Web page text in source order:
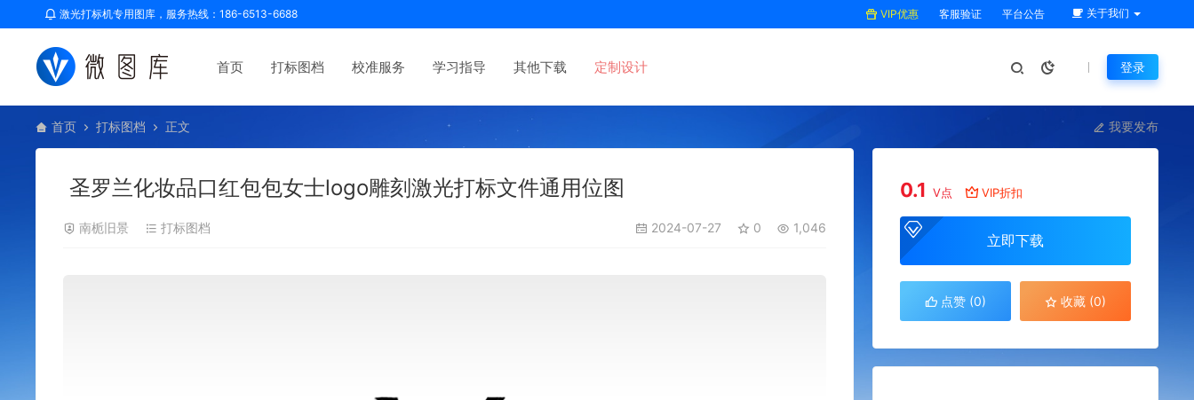
激光打标机专用图库，服务热线：186-6513-6688 VIP优惠 客服验证 平台公告 关于我们
首页 打标图档 校准服务 学习指导 其他下载 定制设计 登录
首页 打标图档 正文 我要发布
圣罗兰化妆品口红包包女士logo雕刻激光打标文件通用位图
南栀旧景 打标图档 2024-07-27 0 1,046
0.1 V点 VIP折扣
立即下载
点赞 (0) 收藏 (0)